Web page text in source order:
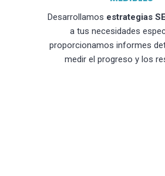
Desarrollamos estrategias
a tus necesidades
proporcionamos informes
medir el progreso y los